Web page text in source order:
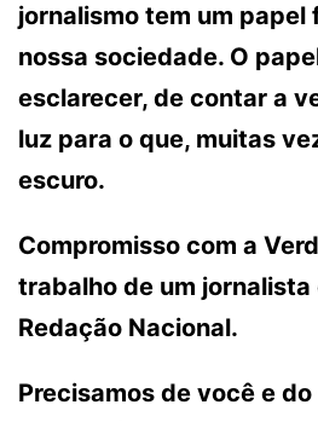
jornalismo tem um papel
nossa sociedade. O
esclarecer, de contar a
luz para o que, muitas
escuro.
Compromisso com a
trabalho de um jornalista
Redação Nacional.
Precisamos de você e